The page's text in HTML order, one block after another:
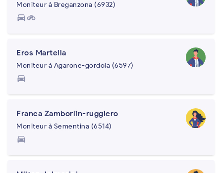
Moniteur à Breganzona (6932)
directions_carmotorcycle
Eros Martella
Moniteur à Agarone-gordola (6597)
directions_car
Franca Zamborlin-ruggiero
Moniteur à Sementina (6514)
directions_car